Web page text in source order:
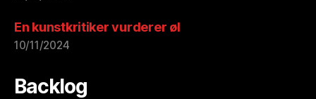
En kunstkritiker vurderer øl
10/11/2024
Backlog